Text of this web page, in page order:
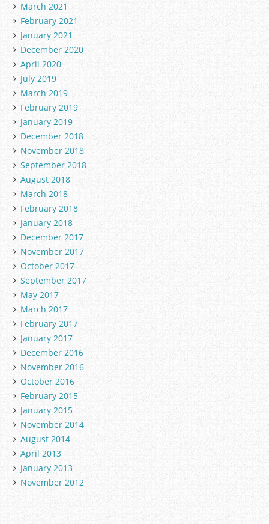
March 2021
February 2021
January 2021
December 2020
April 2020
July 2019
March 2019
February 2019
January 2019
December 2018
November 2018
September 2018
August 2018
March 2018
February 2018
January 2018
December 2017
November 2017
October 2017
September 2017
May 2017
March 2017
February 2017
January 2017
December 2016
November 2016
October 2016
February 2015
January 2015
November 2014
August 2014
April 2013
January 2013
November 2012